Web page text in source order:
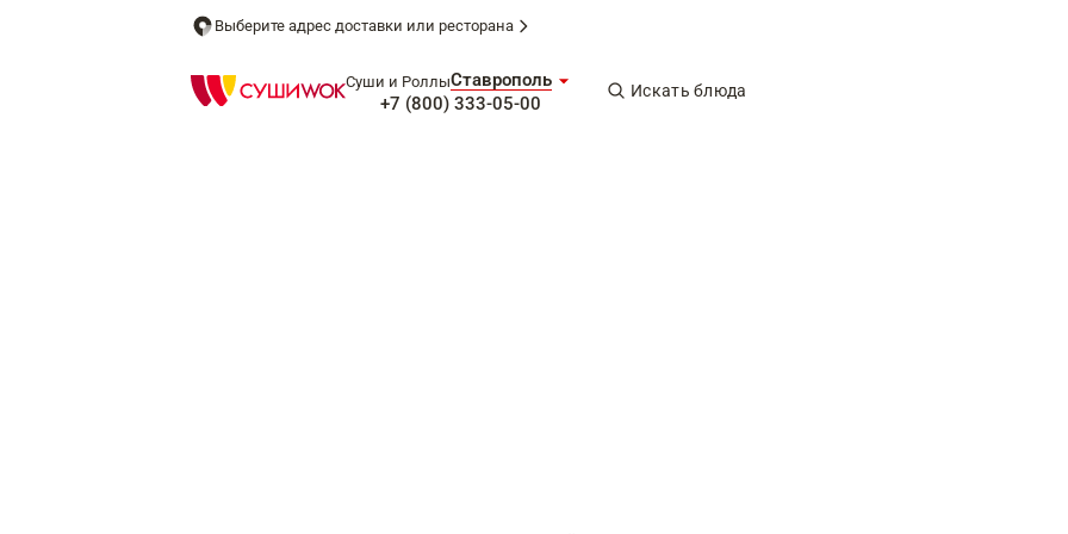
Выберите адрес доставки или ресторана
Суши и РоллыСтаврополь
+7 (800) 333-05-00
Искать блюда